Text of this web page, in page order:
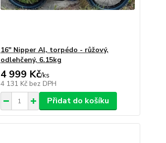
16" Nipper Al, torpédo - růžový,
odlehčený, 6.15kg
4 999 Kč/ks
4 131 Kč bez DPH
Přidat do košíku